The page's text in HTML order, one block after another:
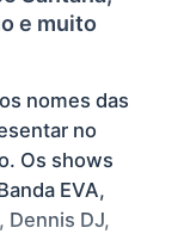
e muito
nomes das
no
Os shows
EVA,
Dennis DJ,